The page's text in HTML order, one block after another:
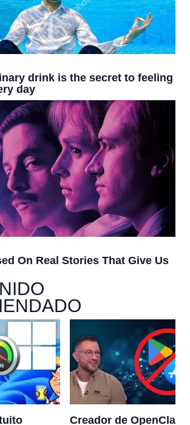
Creador de OpenClaw